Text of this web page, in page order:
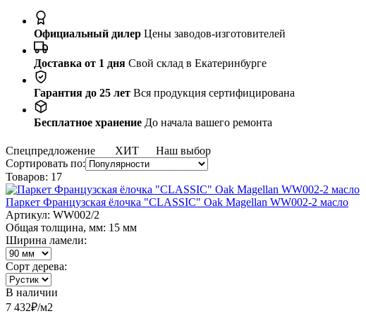
Официальный дилер Цены заводов-изготовителей
Доставка от 1 дня Свой склад в Екатеринбурге
Гарантия до 25 лет Вся продукция сертифицирована
Бесплатное хранение До начала вашего ремонта
Спецпредложение ХИТ
Наш выбор
Сортировать по:
Товаров: 17
Паркет Французская ёлочка "CLASSIC" Oak Magellan WW002-2 масло
Артикул: WW002/2
Общая толщина, мм: 15 мм
Ширина ламели:
Сорт дерева:
В наличии
7 432₽/м2